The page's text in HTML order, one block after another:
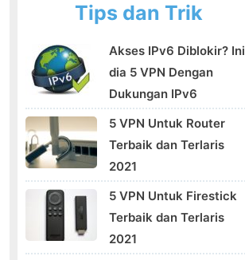
Tips dan Trik
Akses IPv6 Diblokir? Ini
dia 5 VPN Dengan
Dukungan IPv6
5 VPN Untuk Router
Terbaik dan Terlaris
2021
5 VPN Untuk Firestick
Terbaik dan Terlaris
2021